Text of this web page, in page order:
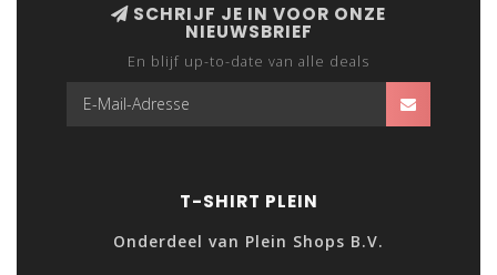
SCHRIJF JE IN VOOR ONZE
NIEUWSBRIEF
En blijf up-to-date van alle deals
T-SHIRT PLEIN
Onderdeel van Plein Shops B.V.